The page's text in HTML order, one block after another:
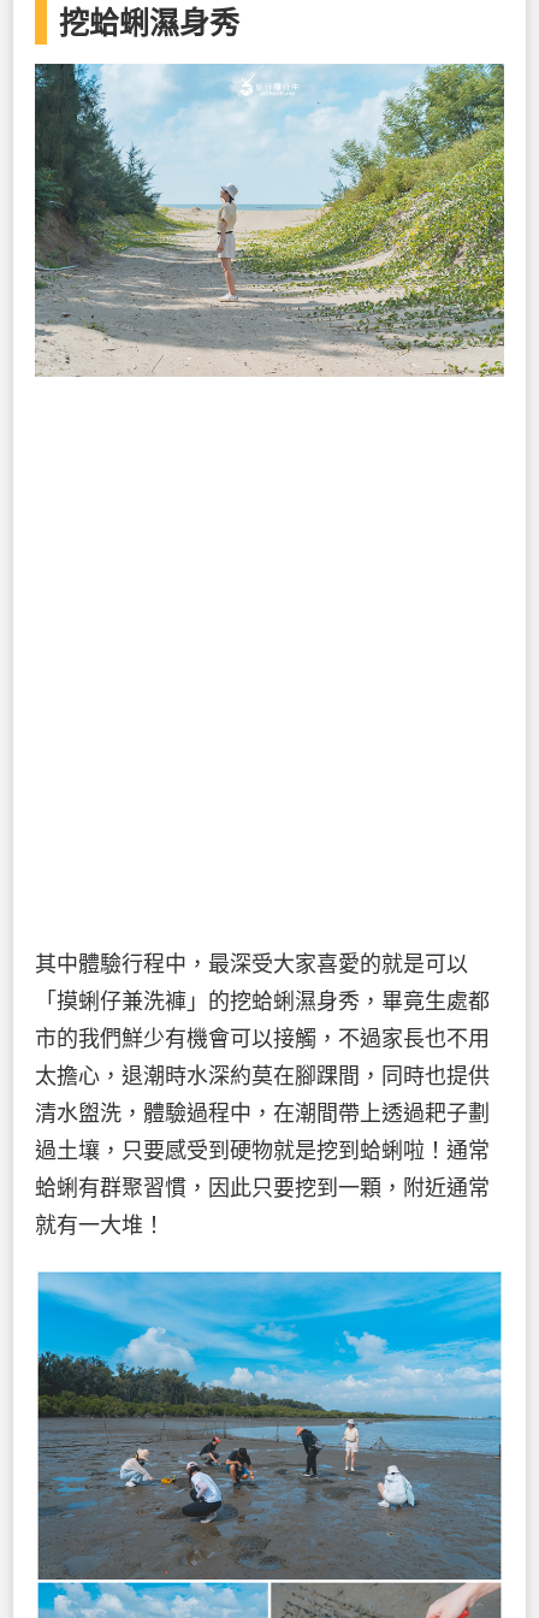
挖蛤蜊濕身秀
其中體驗行程中，最深受大家喜愛的就是可以
「摸蜊仔兼洗褲」的挖蛤蜊濕身秀，畢竟生處都
市的我們鮮少有機會可以接觸，不過家長也不用
太擔心，退潮時水深約莫在腳踝間，同時也提供
清水盥洗，體驗過程中，在潮間帶上透過耙子劃
過土壤，只要感受到硬物就是挖到蛤蜊啦！通常
蛤蜊有群聚習慣，因此只要挖到一顆，附近通常
就有一大堆！